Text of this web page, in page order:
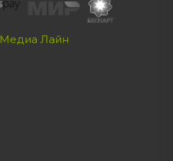
Медиа Лайн